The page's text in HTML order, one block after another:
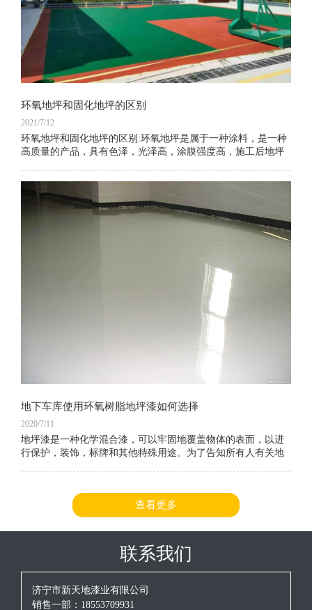
环氧地坪和固化地坪的区别
2021/7/12
环氧地坪和固化地坪的区别:环氧地坪是属于一种涂料，是一种
高质量的产品，具有色泽，光泽高，涂膜强度高，施工后地坪
磨，
地下车库使用环氧树脂地坪漆如何选择
2020/7/11
地坪漆是一种化学混合漆，可以牢固地覆盖物体的表面，以进
行保护，装饰，标牌和其他特殊用途。为了告知所有人有关地
查看更多
联系我们
济宁市新天地漆业有限公司
销售一部：18553709931